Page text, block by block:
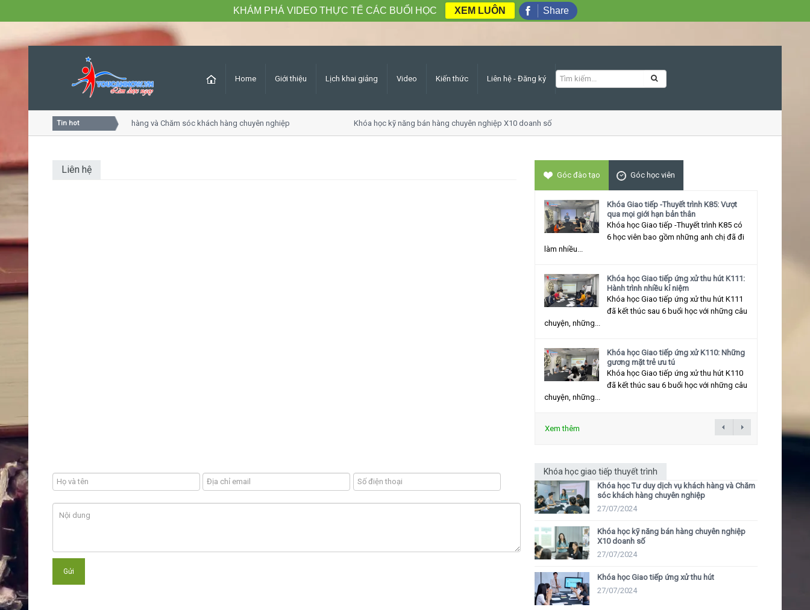
Home Giới thiệu Lịch khai giảng Video Kiến thức Liên hệ - Đăng ký
Tin hot
Khóa học Tư duy dịch vụ khách hàng và Chăm sóc khách hàng chuyên nghiệp Khóa học kỹ năng bán hàng chuyên nghiệp X10 doanh số
Liên hệ Góc đào tạo Góc học viên
Khóa Giao tiếp -Thuyết trình K85: Vượt
qua mọi giới hạn bản thân
Khóa học Giao tiếp -Thuyết trình K85 có
6 học viên bao gồm những anh chị đã đi
làm nhiều...
Khóa học Giao tiếp ứng xử thu hút K111:
Hành trình nhiều kỉ niệm
Khóa học Giao tiếp ứng xử thu hút K111
đã kết thúc sau 6 buổi học với những câu
chuyện, những...
Khóa học Giao tiếp ứng xử K110: Những
gương mặt trẻ ưu tú
Khóa học Giao tiếp ứng xử thu hút K110
đã kết thúc sau 6 buổi học với những câu
chuyện, những...
Xem thêm
Khóa học giao tiếp thuyết trình
Khóa học Tư duy dịch vụ khách hàng và Chăm
sóc khách hàng chuyên nghiệp
27/07/2024
Khóa học kỹ năng bán hàng chuyên nghiệp
X10 doanh số
27/07/2024
Khóa học Giao tiếp ứng xử thu hút
27/07/2024
KHÁM PHÁ VIDEO THỰC TẾ CÁC BUỔI HỌC XEM LUÔN Share